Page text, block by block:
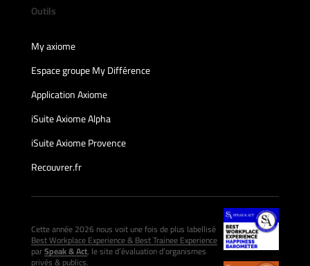
Outils
My axiome
Espace groupe My Différence
Application Axiome
iSuite Axiome Alpha
iSuite Axiome Provence
Recouvrer.fr
Cette année 2026 nous voit une fois de plus labellisé
Best Workplace Experience & Best Trainee Experience
parSpeak & Act, le site d’évaluation d’organismes
privés & publics.